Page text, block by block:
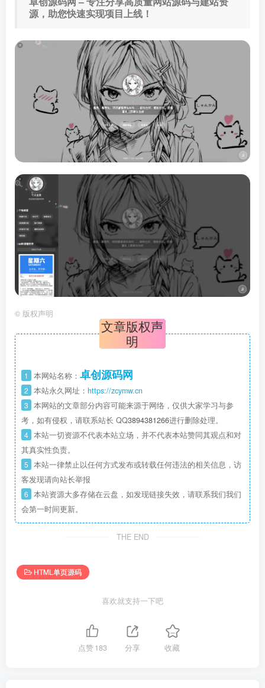
源，助您快速实现项目上线！
© 版权声明
文章版权声
明
1 本网站名称： 卓创源码网
2 本站永久网址： https://zcymw.cn
3 本网站的文章部分内容可能来源于网络，仅供大家学习与参
考，如有侵权，请联系站长 QQ3894381266进行删除处理。
4 本站一切资源不代表本站立场，并不代表本站赞同其观点和对
其真实性负责。
5 本站一律禁止以任何方式发布或转载任何违法的相关信息，访
客发现请向站长举报
6 本站资源大多存储在云盘，如发现链接失效，请联系我们我们
会第一时间更新。
THE END
HTML单页源码
喜欢就支持一下吧
点赞183 分享 收藏